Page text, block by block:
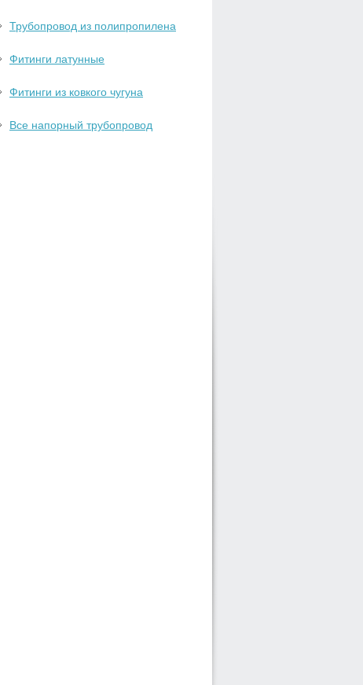
Трубопровод из полипропилена
Фитинги латунные
Фитинги из ковкого чугуна
Все напорный трубопровод